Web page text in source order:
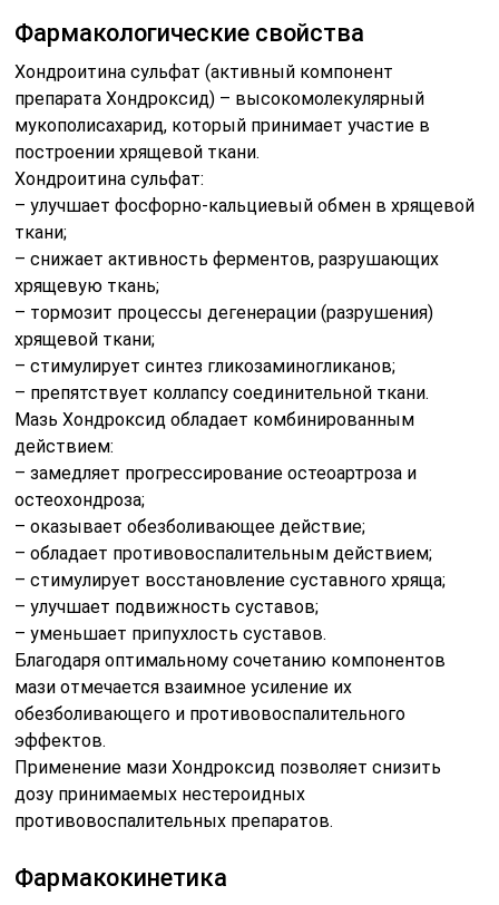
Фармакологические свойства
Хондроитина сульфат (активный компонент
препарата Хондроксид) – высокомолекулярный
мукополисахарид, который принимает участие в
построении хрящевой ткани.
Хондроитина сульфат:
– улучшает фосфорно-кальциевый обмен в хрящевой
ткани;
– снижает активность ферментов, разрушающих
хрящевую ткань;
– тормозит процессы дегенерации (разрушения)
хрящевой ткани;
– стимулирует синтез гликозаминогликанов;
– препятствует коллапсу соединительной ткани.
Мазь Хондроксид обладает комбинированным
действием:
– замедляет прогрессирование остеоартроза и
остеохондроза;
– оказывает обезболивающее действие;
– обладает противовоспалительным действием;
– стимулирует восстановление суставного хряща;
– улучшает подвижность суставов;
– уменьшает припухлость суставов.
Благодаря оптимальному сочетанию компонентов
мази отмечается взаимное усиление их
обезболивающего и противовоспалительного
эффектов.
Применение мази Хондроксид позволяет снизить
дозу принимаемых нестероидных
противовоспалительных препаратов.
Фармакокинетика